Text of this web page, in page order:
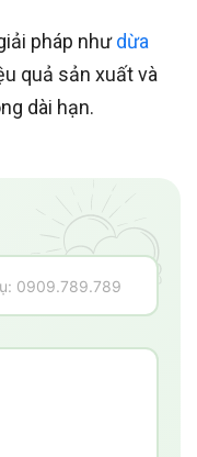
pháp nhưdừa
quả sản xuất và
dài hạn.